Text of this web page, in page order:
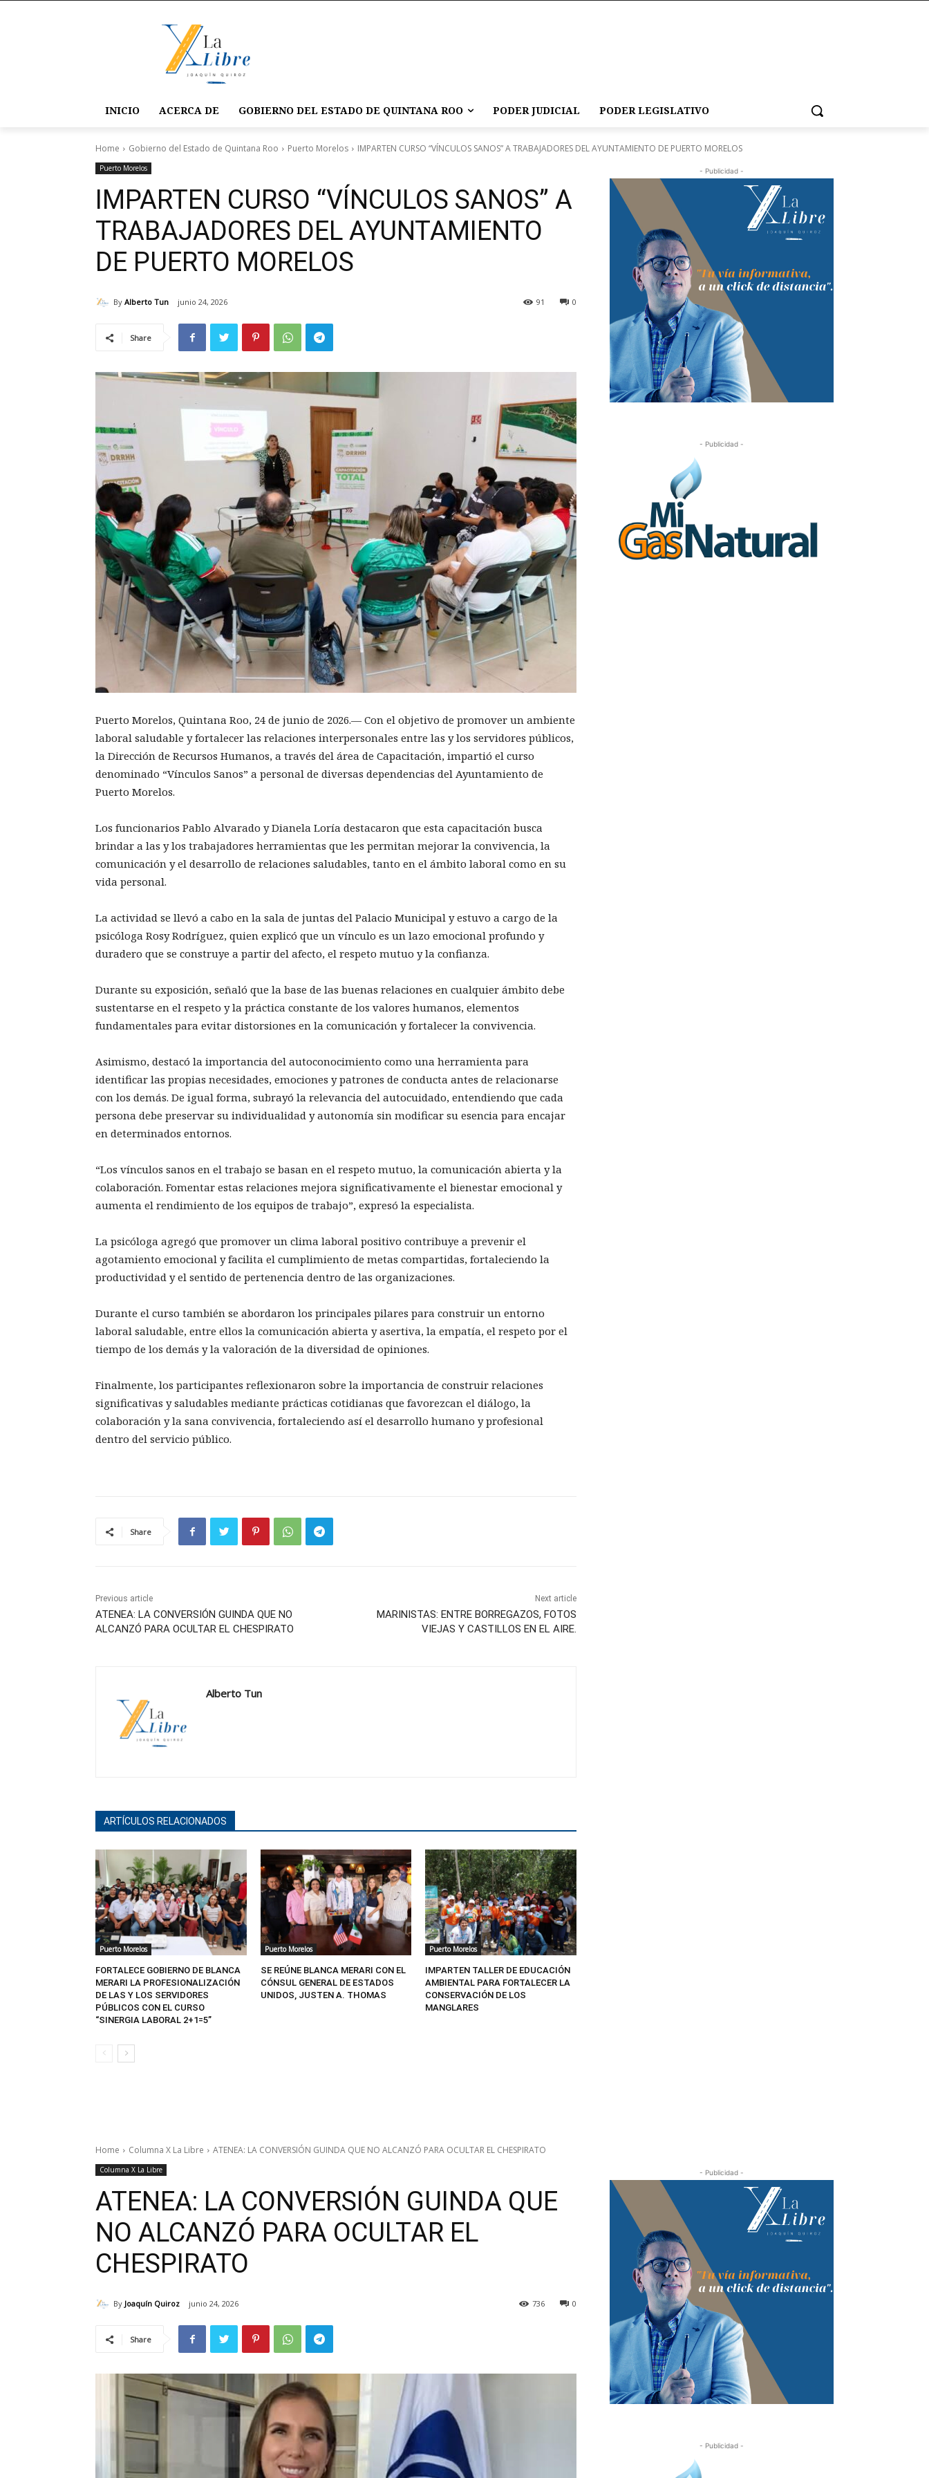
INICIO ACERCA DE GOBIERNO DEL ESTADO DE QUINTANA ROO PODER JUDICIAL PODER LEGISLATIVO
Home Gobierno del Estado de Quintana Roo Puerto Morelos IMPARTEN CURSO “VÍNCULOS SANOS” A TRABAJADORES DEL AYUNTAMIENTO DE PUERTO MORELOS
Puerto Morelos
IMPARTEN CURSO “VÍNCULOS SANOS” A
TRABAJADORES DEL AYUNTAMIENTO
DE PUERTO MORELOS
By Alberto Tun junio 24, 2026 0
91
Share
Puerto Morelos, Quintana Roo, 24 de junio de 2026.— Con el objetivo de promover un ambiente
laboral saludable y fortalecer las relaciones interpersonales entre las y los servidores públicos,
la Dirección de Recursos Humanos, a través del área de Capacitación, impartió el curso
denominado “Vínculos Sanos” a personal de diversas dependencias del Ayuntamiento de
Puerto Morelos.
Los funcionarios Pablo Alvarado y Dianela Loría destacaron que esta capacitación busca
brindar a las y los trabajadores herramientas que les permitan mejorar la convivencia, la
comunicación y el desarrollo de relaciones saludables, tanto en el ámbito laboral como en su
vida personal.
La actividad se llevó a cabo en la sala de juntas del Palacio Municipal y estuvo a cargo de la
psicóloga Rosy Rodríguez, quien explicó que un vínculo es un lazo emocional profundo y
duradero que se construye a partir del afecto, el respeto mutuo y la confianza.
Durante su exposición, señaló que la base de las buenas relaciones en cualquier ámbito debe
sustentarse en el respeto y la práctica constante de los valores humanos, elementos
fundamentales para evitar distorsiones en la comunicación y fortalecer la convivencia.
Asimismo, destacó la importancia del autoconocimiento como una herramienta para
identificar las propias necesidades, emociones y patrones de conducta antes de relacionarse
con los demás. De igual forma, subrayó la relevancia del autocuidado, entendiendo que cada
persona debe preservar su individualidad y autonomía sin modificar su esencia para encajar
en determinados entornos.
“Los vínculos sanos en el trabajo se basan en el respeto mutuo, la comunicación abierta y la
colaboración. Fomentar estas relaciones mejora significativamente el bienestar emocional y
aumenta el rendimiento de los equipos de trabajo”, expresó la especialista.
La psicóloga agregó que promover un clima laboral positivo contribuye a prevenir el
agotamiento emocional y facilita el cumplimiento de metas compartidas, fortaleciendo la
productividad y el sentido de pertenencia dentro de las organizaciones.
Durante el curso también se abordaron los principales pilares para construir un entorno
laboral saludable, entre ellos la comunicación abierta y asertiva, la empatía, el respeto por el
tiempo de los demás y la valoración de la diversidad de opiniones.
Finalmente, los participantes reflexionaron sobre la importancia de construir relaciones
significativas y saludables mediante prácticas cotidianas que favorezcan el diálogo, la
colaboración y la sana convivencia, fortaleciendo así el desarrollo humano y profesional
dentro del servicio público.
Share
Previous article
ATENEA: LA CONVERSIÓN GUINDA QUE NO
ALCANZÓ PARA OCULTAR EL CHESPIRATO
Next article
MARINISTAS: ENTRE BORREGAZOS, FOTOS
VIEJAS Y CASTILLOS EN EL AIRE.
Alberto Tun
ARTÍCULOS RELACIONADOS
Puerto Morelos
FORTALECE GOBIERNO DE BLANCA
MERARI LA PROFESIONALIZACIÓN
DE LAS Y LOS SERVIDORES
PÚBLICOS CON EL CURSO
“SINERGIA LABORAL 2+1=5”
Puerto Morelos
SE REÚNE BLANCA MERARI CON EL
CÓNSUL GENERAL DE ESTADOS
UNIDOS, JUSTEN A. THOMAS
Puerto Morelos
IMPARTEN TALLER DE EDUCACIÓN
AMBIENTAL PARA FORTALECER LA
CONSERVACIÓN DE LOS
MANGLARES
- Publicidad -
- Publicidad -